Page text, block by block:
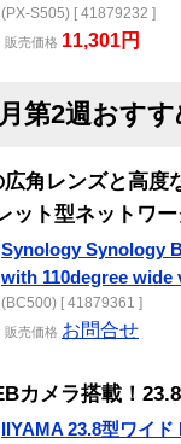
(PX-S505) [ 41879232 ]
販売価格 11,301円
第2週おす
広角レンズと高度
ット型ネットワ
Synology Synology
with 110degree
(BC500) [ 41879361 ]
販売価格 お問合せ
カメラ搭載！
IIYAMA 23.8型ワイ